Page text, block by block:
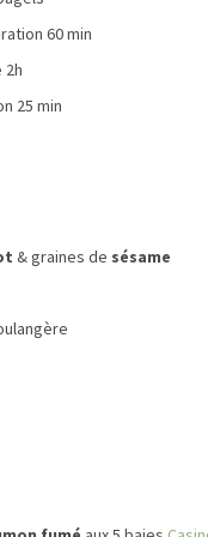
60 min
2h
25 min
& graines de sésame
: